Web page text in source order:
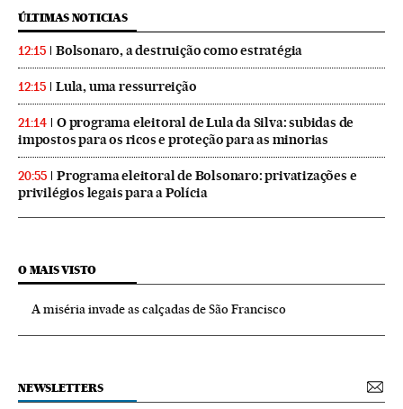
ÚLTIMAS NOTICIAS
12:15 Bolsonaro, a destruição como estratégia
12:15 Lula, uma ressurreição
21:14
O programa eleitoral de Lula da Silva: subidas de
impostos para os ricos e proteção para as minorias
20:55
Programa eleitoral de Bolsonaro: privatizações e
privilégios legais para a Polícia
O MAIS VISTO
A miséria invade as calçadas de São Francisco
NEWSLETTERS